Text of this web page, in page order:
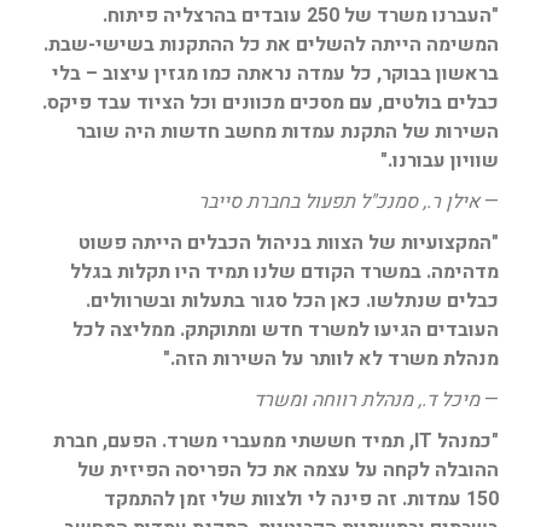
"העברנו משרד של 250 עובדים בהרצליה פיתוח.
המשימה הייתה להשלים את כל ההתקנות בשישי-שבת.
בראשון בבוקר, כל עמדה נראתה כמו מגזין עיצוב – בלי
כבלים בולטים, עם מסכים מכוונים וכל הציוד עבד פיקס.
השירות של התקנת עמדות מחשב חדשות היה שובר
שוויון עבורנו."
—אילן ר., סמנכ"ל תפעול בחברת סייבר
"המקצועיות של הצוות בניהול הכבלים הייתה פשוט
מדהימה. במשרד הקודם שלנו תמיד היו תקלות בגלל
כבלים שנתלשו. כאן הכל סגור בתעלות ובשרוולים.
העובדים הגיעו למשרד חדש ומתוקתק. ממליצה לכל
מנהלת משרד לא לוותר על השירות הזה."
—מיכל ד., מנהלת רווחה ומשרד
"כמנהל IT, תמיד חששתי ממעברי משרד. הפעם, חברת
ההובלה לקחה על עצמה את כל הפריסה הפיזית של
150 עמדות. זה פינה לי ולצוות שלי זמן להתמקד